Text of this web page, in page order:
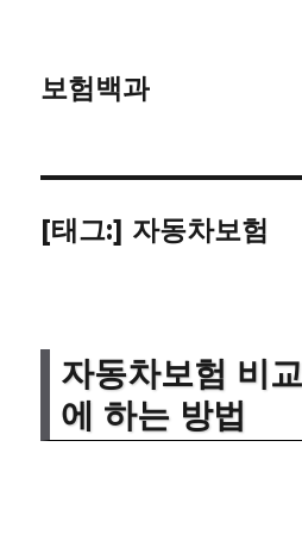
보험백과
[태그:] 자동차보험
자동차보험 비
에 하는 방법